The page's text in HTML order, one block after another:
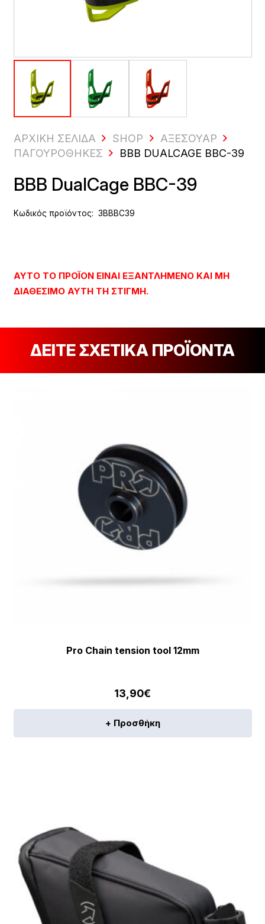
ΑΡΧΙΚΗ ΣΕΛΙΔΑ SHOP
ΑΞΕΣΟΥΆΡ
ΠΑΓΟΥΡΟΘΉΚΕΣ
BBB DUALCAGE BBC-39
BBB DualCage BBC-39
Κωδικός προϊόντος: 3BBBC39
ΑΥΤΌ ΤΟ ΠΡΟΪΌΝ ΕΊΝΑΙ ΕΞΑΝΤΛΗΜΈΝΟ ΚΑΙ ΜΗ
ΔΙΑΘΈΣΙΜΟ ΑΥΤΉ ΤΗ ΣΤΙΓΜΉ.
ΔΕΙΤΕ ΣΧΕΤΙΚΑ ΠΡΟΪΟΝΤΑ
Pro Chain tension tool 12mm
13,90€
+ Προσθήκη